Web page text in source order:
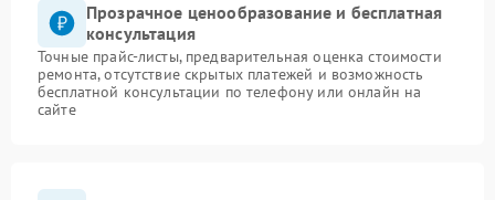
Прозрачное ценообразование и бесплатная
консультация
Точные прайс-листы, предварительная оценка стоимости
ремонта, отсутствие скрытых платежей и возможность
бесплатной консультации по телефону или онлайн на
сайте